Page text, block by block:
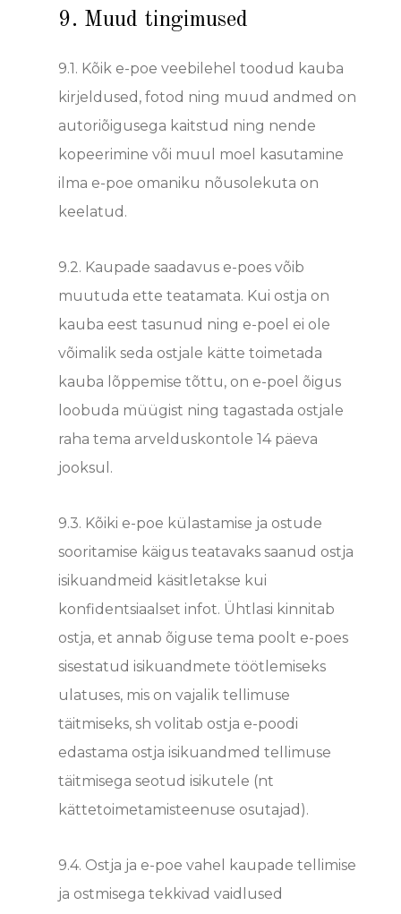
9. Muud tingimused
9.1. Kõik e-poe veebilehel toodud kauba
kirjeldused, fotod ning muud andmed on
autoriõigusega kaitstud ning nende
kopeerimine või muul moel kasutamine
ilma e-poe omaniku nõusolekuta on
keelatud.
9.2. Kaupade saadavus e-poes võib
muutuda ette teatamata. Kui ostja on
kauba eest tasunud ning e-poel ei ole
võimalik seda ostjale kätte toimetada
kauba lõppemise tõttu, on e-poel õigus
loobuda müügist ning tagastada ostjale
raha tema arvelduskontole 14 päeva
jooksul.
9.3. Kõiki e-poe külastamise ja ostude
sooritamise käigus teatavaks saanud ostja
isikuandmeid käsitletakse kui
konfidentsiaalset infot. Ühtlasi kinnitab
ostja, et annab õiguse tema poolt e-poes
sisestatud isikuandmete töötlemiseks
ulatuses, mis on vajalik tellimuse
täitmiseks, sh volitab ostja e-poodi
edastama ostja isikuandmed tellimuse
täitmisega seotud isikutele (nt
kättetoimetamisteenuse osutajad).
9.4. Ostja ja e-poe vahel kaupade tellimise
ja ostmisega tekkivad vaidlused